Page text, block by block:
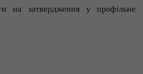
на затвердження у профільне